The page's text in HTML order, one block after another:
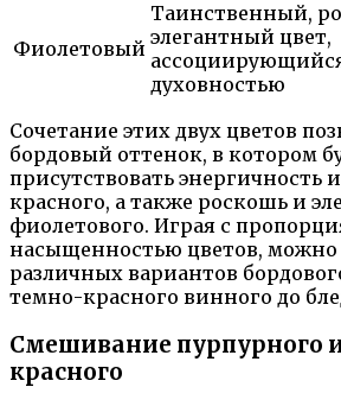
Фиолетовый
Таинственный,
элегантный цвет,
духовностью
Сочетание этих двух цветов
бордовый оттенок, в котором
присутствовать энергичность
красного, а также роскошь и
фиолетового. Играя с
насыщенностью цветов, можно
различных вариантов
темно-красного винного до
Смешивание пурпурного
красного